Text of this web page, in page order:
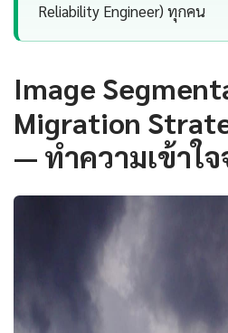
Reliability Engineer) ทุกคน
Image
Migration
— ทำความเข้าใ